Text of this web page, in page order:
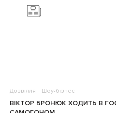
Дозвілля Шоу-бізнес
ВІКТОР БРОНЮК ХОДИТЬ В